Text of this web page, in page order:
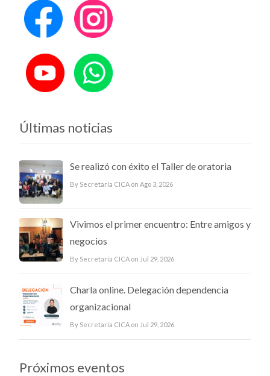
Últimas noticias
Se realizó con éxito el Taller de oratoria
By Secretaría CICA on Ago 3, 2026
Vivimos el primer encuentro: Entre amigos y
negocios
By Secretaría CICA on Jul 29, 2026
Charla online. Delegación dependencia
organizacional
By Secretaría CICA on Jul 29, 2026
Próximos eventos